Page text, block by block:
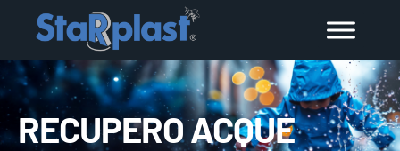
RECUPERO ACQUE